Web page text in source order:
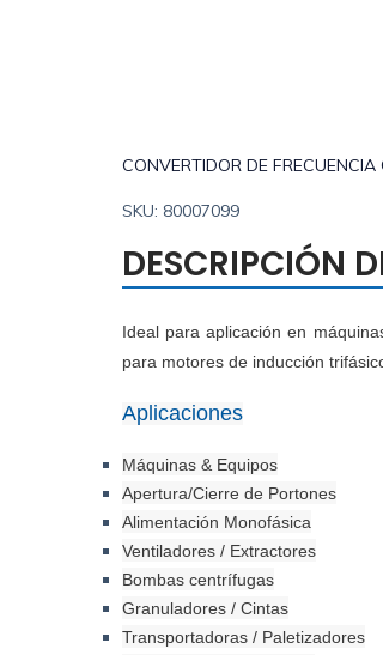
CONVERTIDOR DE
SKU: 80007099
DESCRIPCIÓN
Ideal para aplicación en
para motores de inducción
Aplicaciones
Máquinas & Equipos
Apertura/Cierre de Portones
Alimentación Monofásica
Ventiladores / Extractores
Bombas centrífugas
Granuladores / Cintas
Transportadoras / Paletizadores